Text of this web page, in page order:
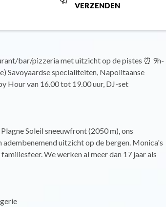
VERZENDEN
bar/pizzeria met uitzicht op de pistes ⏰ 9h-
Savoyaardse specialiteiten, Napolitaanse
Hour van 16.00 tot 19.00 uur, DJ-set
Soleil sneeuwfront (2050 m), ons
uitzicht op de bergen. Monica's
We werken al meer dan 17 jaar als